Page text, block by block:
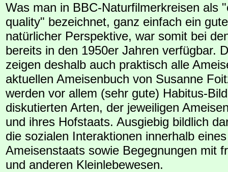
Was man in BBC-Naturfilmerkreisen als
quality" bezeichnet, ganz einfach ein
natürlicher Perspektive, war somit bei
bereits in den 1950er Jahren verfügbar.
zeigen deshalb auch praktisch alle
aktuellen Ameisenbuch von Susanne
werden vor allem (sehr gute) Habitus-
diskutierten Arten, der jeweiligen
und ihres Hofstaats. Ausgiebig bildlich
die sozialen Interaktionen innerhalb eines
Ameisenstaats sowie Begegnungen mit
und anderen Kleinlebewesen.